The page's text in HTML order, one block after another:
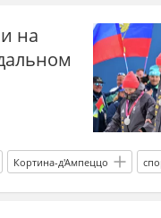
на
Кортина-д'Ампеццо
Олимпийские игры